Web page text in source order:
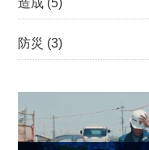
造成 (5)
防災 (3)